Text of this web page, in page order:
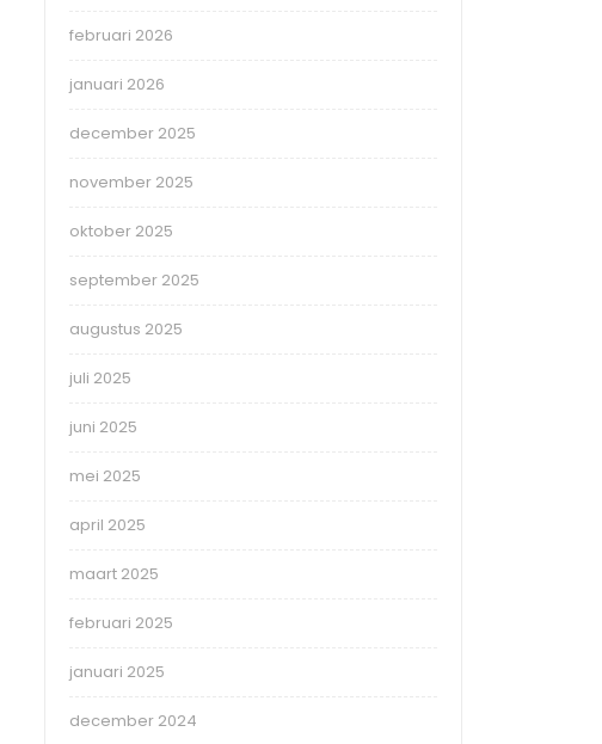
februari 2026
januari 2026
december 2025
november 2025
oktober 2025
september 2025
augustus 2025
juli 2025
juni 2025
mei 2025
april 2025
maart 2025
februari 2025
januari 2025
december 2024